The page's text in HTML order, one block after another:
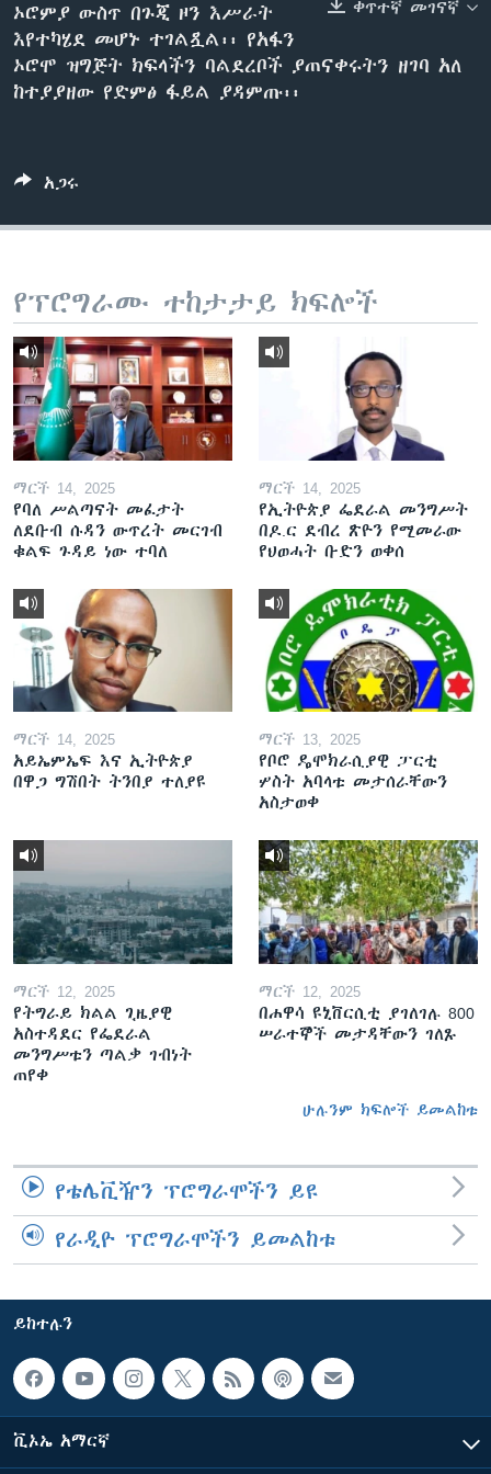
ቋንቋዎች
ቀጥተኛ መገናኛ
ኦሮምያ ውስጥ በጉጂ ዞን እሥራት
እየተካሄደ መሆኑ ተገልጿል፡፡ የአፋን
ኦሮሞ ዝግጅት ክፍላችን ባልደረቦች ያጠናቀሩትን ዘገባ አለ
ከተያያዘው የድምፅ ፋይል ያዳምጡ፡፡
አጋሩ
የፕሮግራሙ ተከታታይ ክፍሎች
ማርች 14, 2025
የባለ ሥልጣናት መፈታት
ለደቡብ ሱዳን ውጥረት መርገብ
ቁልፍ ጉዳይ ነው ተባለ
ማርች 14, 2025
የኢትዮጵያ ፌደራል መንግሥት
በዶ.ር ደብረ ጽዮን የሚመራው
የህወሓት ቡድን ወቀሰ
ማርች 14, 2025
አይኤምኤፍ እና ኢትዮጵያ
በዋጋ ግሽበት ትንበያ ተለያዩ
ማርች 13, 2025
የቦሮ ዴሞክራሲያዊ ፓርቲ
ሦስት አባላቱ መታሰራቸውን
አስታወቀ
ማርች 12, 2025
የትግራይ ክልል ጊዜያዊ
አስተዳደር የፌደራል
መንግሥቱን ጣልቃ ገብነት
ጠየቀ
ማርች 12, 2025
በሐዋሳ ዩኒቨርሲቲ ያገለገሉ 800
ሠራተኞች መታዳቸውን ገለጹ
ሁሉንም ክፍሎች ይመልከቱ
የቴሌቪዥን ፕሮግራሞችን ይዩ
የራዲዮ ፕሮግራሞችን ይመልከቱ
ይከተሉን
ቪኦኤ አማርኛ